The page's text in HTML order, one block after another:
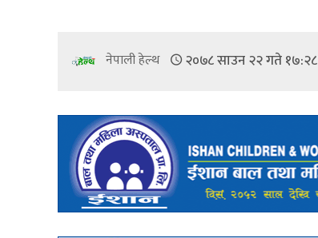
नेपाली हेल्थ २०७८ साउन २२ गते १७:२८